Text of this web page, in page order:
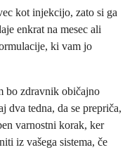
kot injekcijo, zato si ga
enkrat na mesec ali
ki vam jo
bo zdravnik običajno
dva tedna, da se prepriča,
varnostni korak, ker
iz vašega sistema, če